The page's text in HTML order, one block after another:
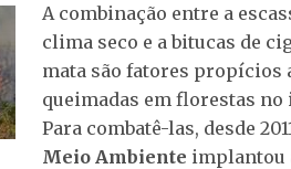
A combinação entre a
clima seco e a bitucas de
mata são fatores propícios
queimadas em florestas
Para combatê-las, desde
Meio Ambiente implantou